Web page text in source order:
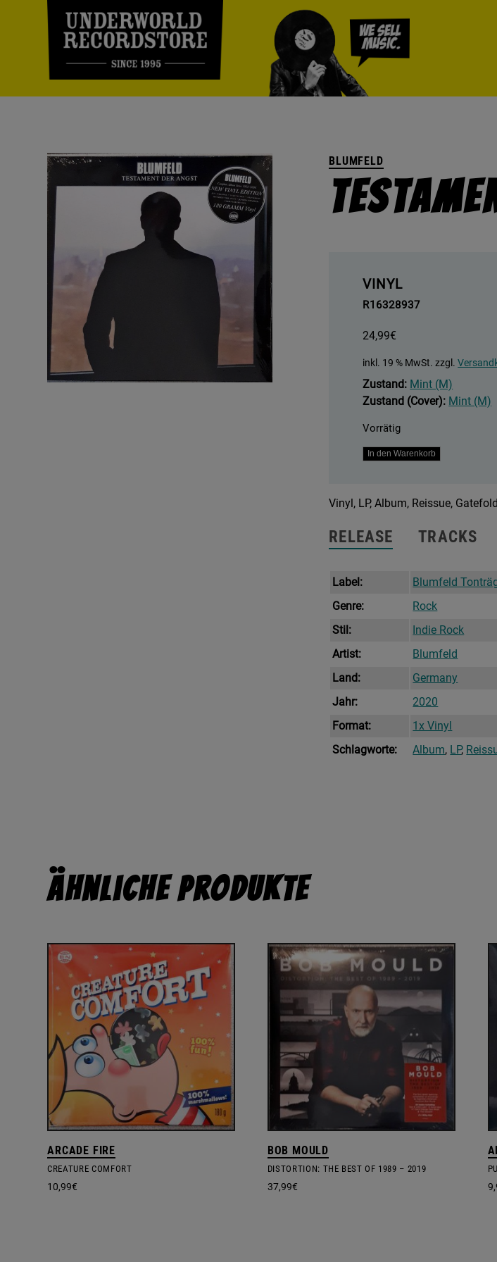
BLUMFELD
VINYL
R16328937
24,99€
inkl. 19 % MwSt. zzgl.
Zustand: Mint (M)
Zustand (Cover): Mint (M)
Vorrätig
Testament
Menge
In den Warenkorb
Vinyl, LP, Album, Reissue,
RELEASE TRACKS
Label:
Blumfeld
Genre:
Rock
Stil:
Indie Rock
Artist:
Blumfeld
Land:
Germany
Jahr:
2020
Format:
1x Vinyl
Schlagworte:
Album, LP,
Ähnliche Produkte
ARCADE FIRE
CREATURE COMFORT
10,99€
BOB MOULD
DISTORTION: THE BEST OF 1989 – 2019
37,99€